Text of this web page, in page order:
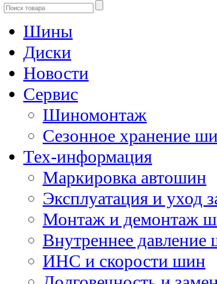
Шины
Диски
Новости
Сервис
Шиномонтаж
Сезонное хранение
Тех-информация
Маркировка автошин
Эксплуатация и уход
Монтаж и демонтаж
Внутреннее давление
ИНС и скорости шин